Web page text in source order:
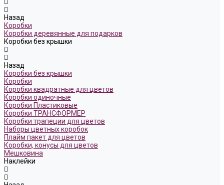
Назад
Коробки
Коробки деревянные для подарков
Коробки без крышки
Назад
Коробки без крышки
Коробки
Коробки квадратные для цветов
Коробки одиночные
Коробки Пластиковые
Коробки ТРАНСФОРМЕР
Коробки трапеции для цветов
Наборы цветных коробок
Плайм пакет для цветов
Коробки, конусы для цветов
Мешковина
Наклейки